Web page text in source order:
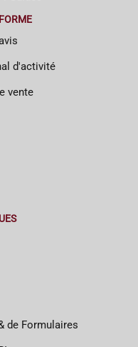
d'activité
vente
de Formulaires